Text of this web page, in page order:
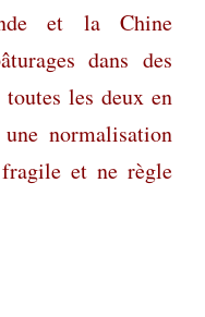
et la Chine
dans des
toutes les deux en
normalisation
et ne règle